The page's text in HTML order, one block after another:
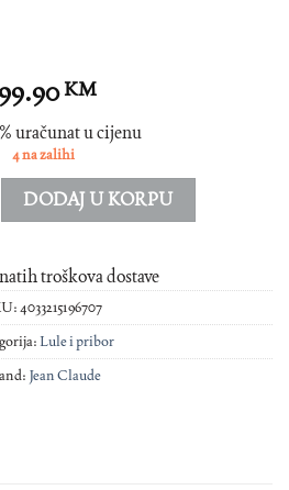
KM
uračunat u cijenu
4 na zalihi
set ravna zlatno smedja lula akrilni
DODAJ U KORPU
troškova dostave
4033215196707
Lule i pribor
Jean Claude